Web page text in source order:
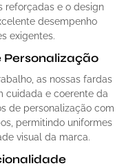
reforçadas e o design
desempenho
exigentes.
as nossas fardas
cuidada e coerente da
de personalização com
permitindo uniformes
visual da marca.